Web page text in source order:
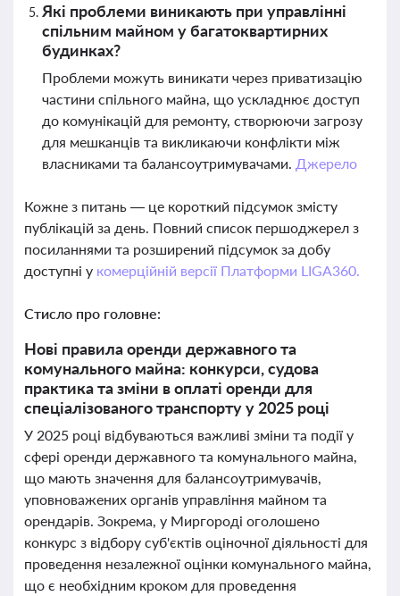
Які проблеми виникають при управлінні
спільним майном у багатоквартирних
будинках?
Проблеми можуть виникати через приватизацію
частини спільного майна, що ускладнює доступ
до комунікацій для ремонту, створюючи загрозу
для мешканців та викликаючи конфлікти між
власниками та балансоутримувачами. Джерело
Кожне з питань — це короткий підсумок змісту
публікацій за день. Повний список першоджерел з
посиланнями та розширений підсумок за добу
доступні у комерційній версії Платформи LIGA360.
Стисло про головне:
Нові правила оренди державного та
комунального майна: конкурси, судова
практика та зміни в оплаті оренди для
спеціалізованого транспорту у 2025 році
У 2025 році відбуваються важливі зміни та події у
сфері оренди державного та комунального майна,
що мають значення для балансоутримувачів,
уповноважених органів управління майном та
орендарів. Зокрема, у Миргороді оголошено
конкурс з відбору суб'єктів оціночної діяльності для
проведення незалежної оцінки комунального майна,
що є необхідним кроком для проведення